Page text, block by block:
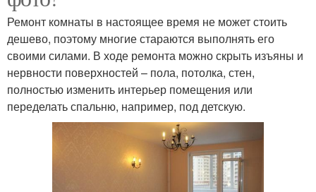
Ремонт комнаты в настоящее время не может стоить
дешево, поэтому многие стараются выполнять его
своими силами. В ходе ремонта можно скрыть изъяны и
нервности поверхностей – пола, потолка, стен,
полностью изменить интерьер помещения или
переделать спальню, например, под детскую.